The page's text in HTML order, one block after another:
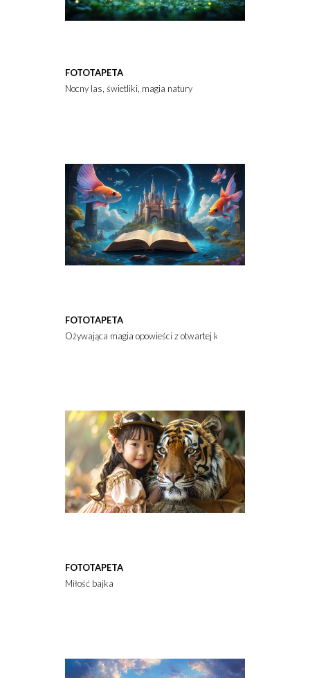
FOTOTAPETA
Nocny las, świetliki, magia natury
FOTOTAPETA
Ożywająca magia opowieści z otwartej książki
FOTOTAPETA
Miłość bajka